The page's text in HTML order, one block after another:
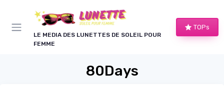
LE MEDIA DES LUNETTES DE SOLEIL POUR
FEMME
TOPs
80Days